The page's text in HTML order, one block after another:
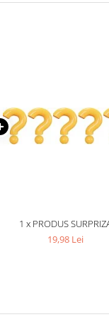
1 x PRODUS
19,98 Lei